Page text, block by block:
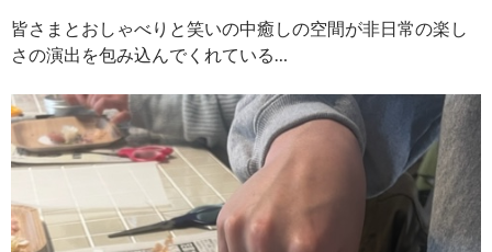
皆さまとおしゃべりと笑いの中癒しの空間が非日常の楽し
さの演出を包み込んでくれている…